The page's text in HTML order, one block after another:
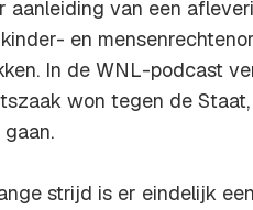
aanleiding van een
en
In de WNL-podcast
won tegen de
strijd is er eindelijk